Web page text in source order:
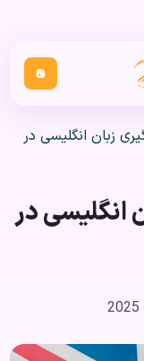
زبان انگلیسی در
انگلیسی در